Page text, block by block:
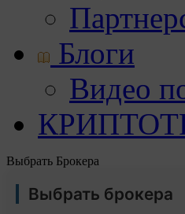
Блоги
Видео
Выбрать Брокера
Выбрать брокера